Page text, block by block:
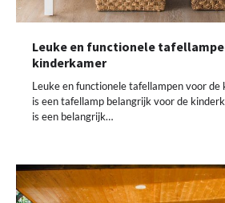
Leuke en functionele
kinderkamer
Leuke en functionele tafellampen voor
is een tafellamp belangrijk voor de
is een belangrijk…